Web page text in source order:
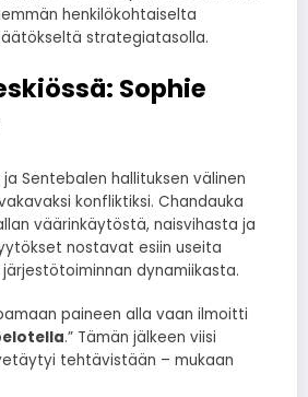
henkilökohtaiselta
strategiatasolla.
Sophie
Sentebalen hallituksen välinen
konfliktiksi. Chandauka
väärinkäytöstä, naisvihasta ja
nostavat esiin useita
dynamiikasta.
paineen alla vaan ilmoitti
.” Tämän jälkeen viisi
tehtävistään – mukaan